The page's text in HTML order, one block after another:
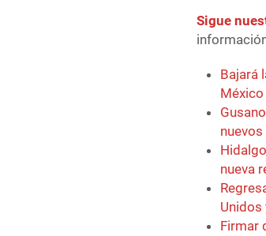
Sigue
Bajará
México
nueva
Unidos
Firmar